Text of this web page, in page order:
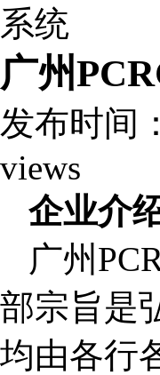
广州
发布时间
views
企业介
广州
部宗旨是
均由各行